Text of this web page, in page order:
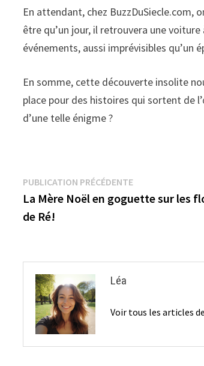
En attendant, chez BuzzDuSiecle.com,
être qu’un jour, il retrouvera une
événements, aussi imprévisibles qu’un
En somme, cette découverte insolite
place pour des histoires qui sortent de
d’une telle énigme ?
Navigation
de
PUBLICATION PRÉCÉDENTEPublication
précédente :
La Mère Noël en goguette sur les
de Ré!
Léa
Voir tous les articles